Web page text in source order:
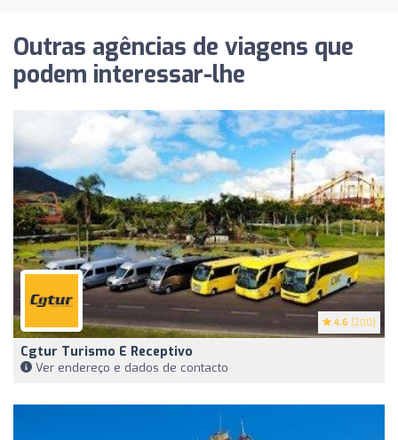
Outras agências de viagens que
podem interessar-lhe
4.6 (200)
Cgtur Turismo E Receptivo
Ver endereço e dados de contacto